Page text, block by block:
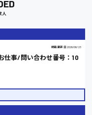
人
掲載更新日 2026/06/23
仕事/問い合わせ番号：10